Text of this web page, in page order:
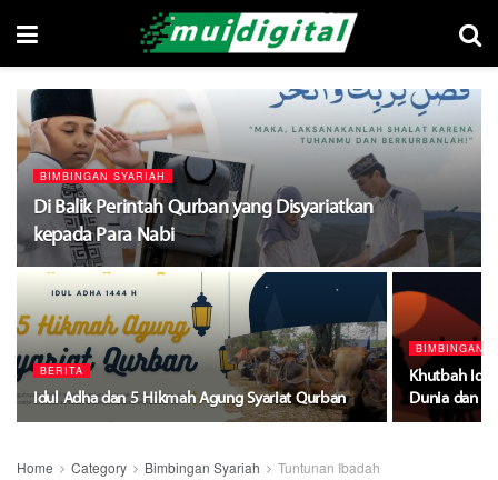
BIMBINGAN SYARIAH
Di Balik Perintah Qurban yang Disyariatkan
kepada Para Nabi
BERITA
Idul Adha dan 5 Hikmah Agung Syariat Qurban
BIMBINGAN
Khutbah
Dunia dan
Home Category Bimbingan Syariah Tuntunan Ibadah